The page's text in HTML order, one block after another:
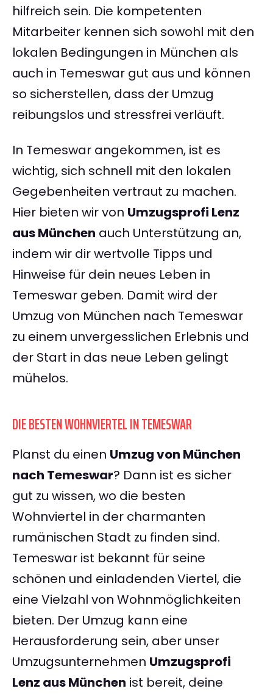
hilfreich sein. Die kompetenten
Mitarbeiter kennen sich sowohl mit den
lokalen Bedingungen in München als
auch in Temeswar gut aus und können
so sicherstellen, dass der Umzug
reibungslos und stressfrei verläuft.
In Temeswar angekommen, ist es
wichtig, sich schnell mit den lokalen
Gegebenheiten vertraut zu machen.
Hier bieten wir von Umzugsprofi Lenz
aus München auch Unterstützung an,
indem wir dir wertvolle Tipps und
Hinweise für dein neues Leben in
Temeswar geben. Damit wird der
Umzug von München nach Temeswar
zu einem unvergesslichen Erlebnis und
der Start in das neue Leben gelingt
mühelos.
DIE BESTEN WOHNVIERTEL IN TEMESWAR
Planst du einen Umzug von München
nach Temeswar? Dann ist es sicher
gut zu wissen, wo die besten
Wohnviertel in der charmanten
rumänischen Stadt zu finden sind.
Temeswar ist bekannt für seine
schönen und einladenden Viertel, die
eine Vielzahl von Wohnmöglichkeiten
bieten. Der Umzug kann eine
Herausforderung sein, aber unser
Umzugsunternehmen Umzugsprofi
Lenz aus München ist bereit, deine